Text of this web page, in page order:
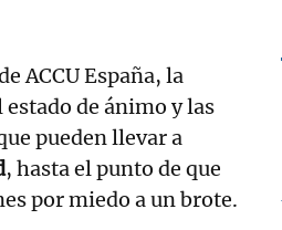
ACCU España, la
de ánimo y las
pueden llevar a
, hasta el punto de que
por miedo a un brote.